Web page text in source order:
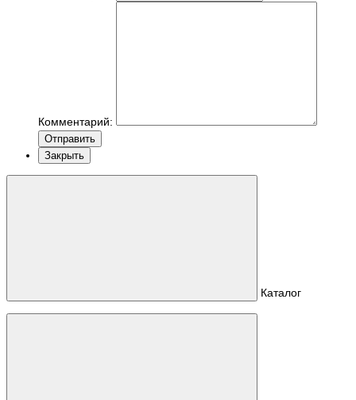
Комментарий:
Отправить
Закрыть
Каталог